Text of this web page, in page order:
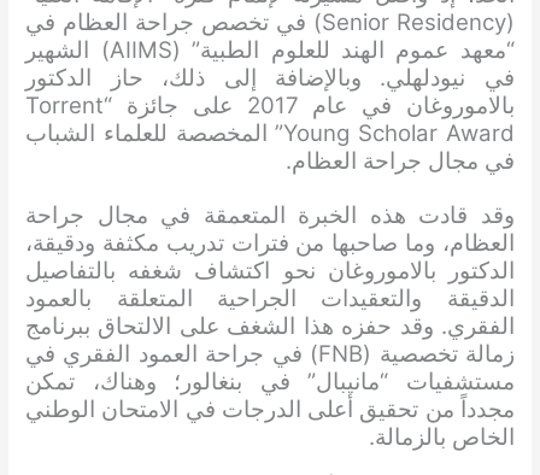
(Senior Residency) في تخصص جراحة العظام في
“معهد عموم الهند للعلوم الطبية” (AIIMS) الشهير
في نيودلهلي. وبالإضافة إلى ذلك، حاز الدكتور
بالاموروغان في عام 2017 على جائزة “Torrent
Young Scholar Award” المخصصة للعلماء الشباب
في مجال جراحة العظام.
وقد قادت هذه الخبرة المتعمقة في مجال جراحة
العظام، وما صاحبها من فترات تدريب مكثفة ودقيقة،
الدكتور بالاموروغان نحو اكتشاف شغفه بالتفاصيل
الدقيقة والتعقيدات الجراحية المتعلقة بالعمود
الفقري. وقد حفزه هذا الشغف على الالتحاق ببرنامج
زمالة تخصصية (FNB) في جراحة العمود الفقري في
مستشفيات “مانيبال” في بنغالور؛ وهناك، تمكن
مجدداً من تحقيق أعلى الدرجات في الامتحان الوطني
الخاص بالزمالة.